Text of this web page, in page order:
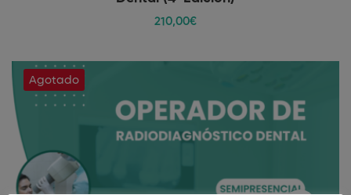
210,00€
Agotado